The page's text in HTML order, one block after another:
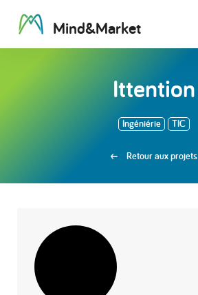
Mind&Market
Ittention
Ingéniérie TIC
Retour aux projets